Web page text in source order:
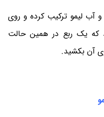
آب لیمو ترکیب کرده و روی
که یک ربع در همین حالت
آن بکشید.